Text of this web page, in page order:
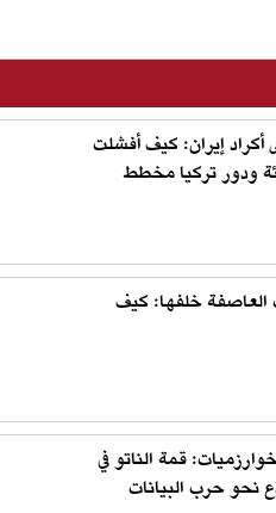
أكراد إيران: كيف أفشلت
ودور تركيا مخطط
العاصفة خلفها: كيف
قمة الناتو في
نحو حرب البيانات